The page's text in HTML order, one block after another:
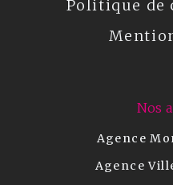
Politique de
Nos
Agence
Agence